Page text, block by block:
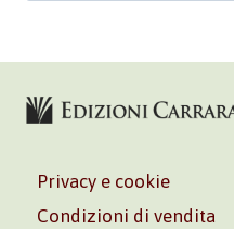
Privacy e cookie
Condizioni di vendita